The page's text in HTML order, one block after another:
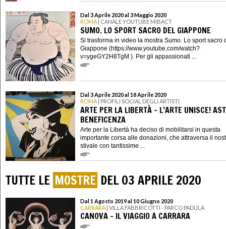
Dal 3 Aprile 2020 al 3 Maggio 2020
ROMA | CANALE YOUTUBE MIBACT
SUMO. LO SPORT SACRO DEL GIAPPONE
Si trasforma in video la mostra Sumo. Lo sport sacro
Giappone (https://www.youtube.com/watch?
v=ygeGY2H8TgM ). Per gli appassionati ...
Dal 3 Aprile 2020 al 18 Aprile 2020
ROMA | PROFILI SOCIAL DEGLI ARTISTI
ARTE PER LA LIBERTÀ - L’ARTE UNISCE!
BENEFICENZA
Arte per la Libertà ha deciso di mobilitarsi in questa
importante corsa alle donazioni, che attraversa il
stivale con tantissime ...
TUTTE LE MOSTRE DEL 03 APRILE 2020
Dal 1 Agosto 2019 al 10 Giugno 2020
CARRARA | VILLA FABBRICOTTI - PARCO PADULA
CANOVA - IL VIAGGIO A CARRARA